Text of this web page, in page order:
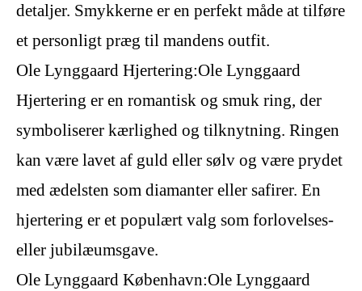
detaljer. Smykkerne er en perfekt måde at tilføre
et personligt præg til mandens outfit.
Ole Lynggaard Hjertering:Ole Lynggaard
Hjertering er en romantisk og smuk ring, der
symboliserer kærlighed og tilknytning. Ringen
kan være lavet af guld eller sølv og være prydet
med ædelsten som diamanter eller safirer. En
hjertering er et populært valg som forlovelses-
eller jubilæumsgave.
Ole Lynggaard København:Ole Lynggaard